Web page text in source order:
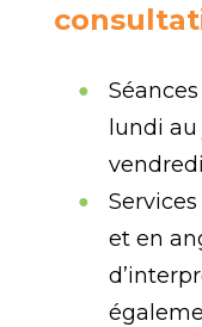
lundi
et en